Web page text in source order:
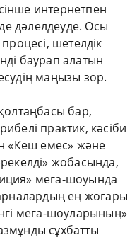
интернетпен
дәлелдеуде. Осы
шетелдік
баурап алатын
маңызы зор.
қолтаңбасы бар,
практик, кәсіби
«Кеш емес» және
жобасында,
мега-шоуында
ең жоғары
мега-шоуларының»
сұхбатты